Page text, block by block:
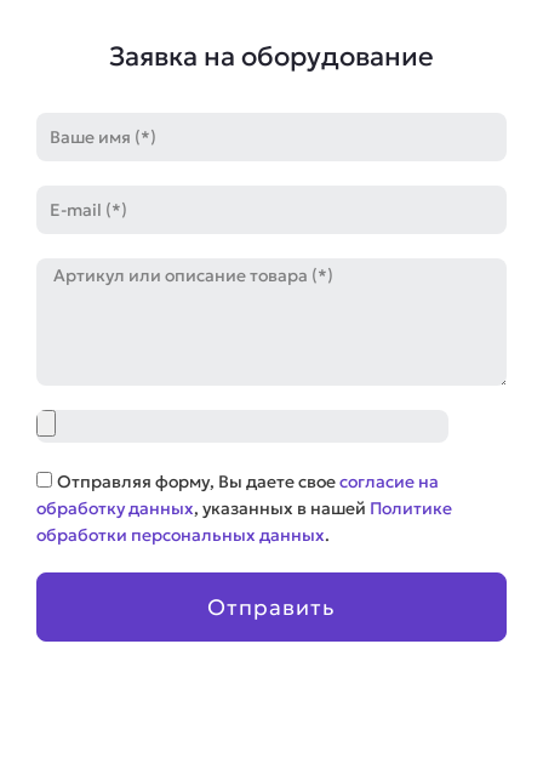
Заявка на оборудование
mail
Артикул
Файл
Соглашение
Отправляя форму, Вы даете своесогласие на
обработку данных, указанных в нашей Политике
обработки персональных данных.
Отправить